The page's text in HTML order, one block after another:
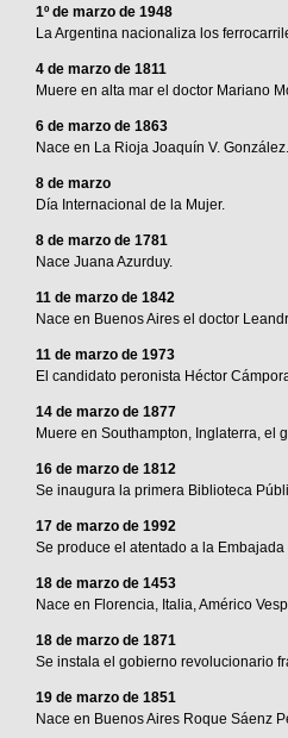
1º de marzo de 1948
La Argentina nacionaliza los
4 de marzo de 1811
Muere en alta mar el doctor Mariano
6 de marzo de 1863
Nace en La Rioja Joaquín V. González.
8 de marzo
Día Internacional de la Mujer.
8 de marzo de 1781
Nace Juana Azurduy.
11 de marzo de 1842
Nace en Buenos Aires el doctor
11 de marzo de 1973
El candidato peronista Héctor
14 de marzo de 1877
Muere en Southampton, Inglaterra, el
16 de marzo de 1812
Se inaugura la primera Biblioteca
17 de marzo de 1992
Se produce el atentado a la Embajada
18 de marzo de 1453
Nace en Florencia, Italia, Américo
18 de marzo de 1871
Se instala el gobierno revolucionario
19 de marzo de 1851
Nace en Buenos Aires Roque Sáenz